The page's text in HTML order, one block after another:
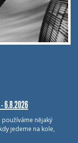
- 6.8.2026
používáme nějaký
jedeme na kole,